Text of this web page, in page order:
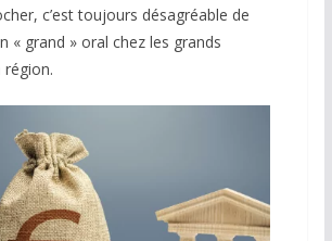
c’est toujours désagréable de
« grand » oral chez les grands
région.